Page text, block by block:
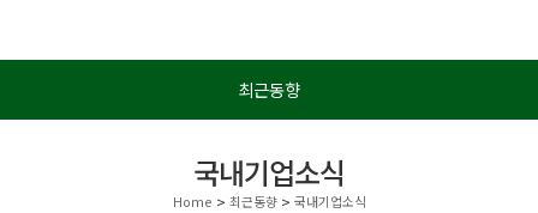
최근동향
국내기업소식
Home > 최근동향> 국내기업소식